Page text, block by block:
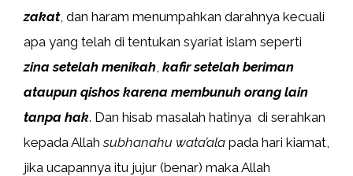
zakat, dan haram menumpahkan darahnya kecuali
apa yang telah di tentukan syariat islam seperti
zina setelah menikah kafir setelah beriman
ataupun qishos karena membunuh orang lain
tanpa hak. Dan hisab masalah hatinya di serahkan
kepada Allahsubhanahu wata’ala pada hari kiamat,
jika ucapannya itu jujur (benar) maka Allah